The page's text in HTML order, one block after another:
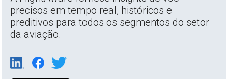
precisos em tempo real, históricos e
preditivos para todos os segmentos do setor
da aviação.